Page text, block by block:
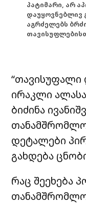
პატიმარი, არ
დაუყოვნებლივ
აგრძელებს
ირაკლი
ბიძინა
დეტალები
გახდება
რაც შეეხება